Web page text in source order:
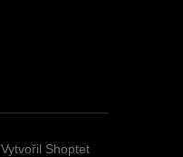
Vytvořil Shoptet